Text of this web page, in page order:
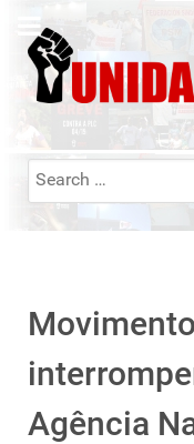
Search
Agência